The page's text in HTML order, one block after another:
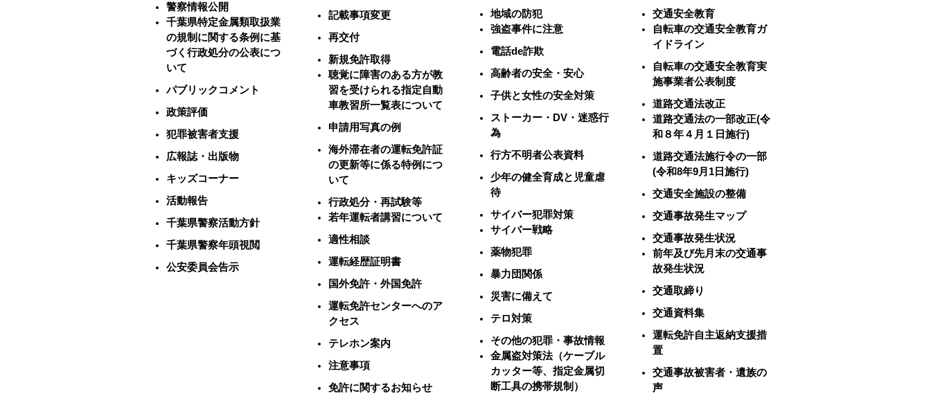
警察情報公開
千葉県特定金属類取扱業
の規制に関する条例に基
づく行政処分の公表につ
いて
パブリックコメント
政策評価
犯罪被害者支援
広報誌・出版物
キッズコーナー
活動報告
千葉県警察活動方針
千葉県警察年頭視閲
公安委員会告示
記載事項変更
再交付
新規免許取得
聴覚に障害のある方が教
習を受けられる指定自動
車教習所一覧表について
申請用写真の例
海外滞在者の運転免許証
の更新等に係る特例につ
いて
行政処分・再試験等
若年運転者講習について
適性相談
運転経歴証明書
国外免許・外国免許
運転免許センターへのア
クセス
テレホン案内
注意事項
免許に関するお知らせ
地域の防犯
強盗事件に注意
電話de詐欺
高齢者の安全・安心
子供と女性の安全対策
ストーカー・DV・迷惑行
為
行方不明者公表資料
少年の健全育成と児童虐
待
サイバー犯罪対策
サイバー戦略
薬物犯罪
暴力団関係
災害に備えて
テロ対策
その他の犯罪・事故情報
金属盗対策法（ケーブル
カッター等、指定金属切
断工具の携帯規制）
交通安全教育
自転車の交通安全教育ガ
イドライン
自転車の交通安全教育実
施事業者公表制度
道路交通法改正
道路交通法の一部改正(令
和８年４月１日施行)
道路交通法施行令の一部
(令和8年9月1日施行)
交通安全施設の整備
交通事故発生マップ
交通事故発生状況
前年及び先月末の交通事
故発生状況
交通取締り
交通資料集
運転免許自主返納支援措
置
交通事故被害者・遺族の
声